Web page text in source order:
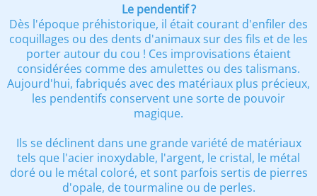
Le pendentif ?
Dès l'époque préhistorique, il était courant d'enfiler des
coquillages ou des dents d'animaux sur des fils et de les
porter autour du cou ! Ces improvisations étaient
considérées comme des amulettes ou des talismans.
Aujourd'hui, fabriqués avec des matériaux plus précieux,
les pendentifs conservent une sorte de pouvoir
magique.
Ils se déclinent dans une grande variété de matériaux
tels que l'acier inoxydable, l'argent, le cristal, le métal
doré ou le métal coloré, et sont parfois sertis de pierres
d'opale, de tourmaline ou de perles.